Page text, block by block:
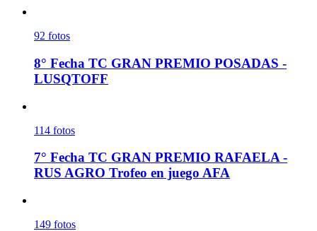
92 fotos
8° Fecha TC GRAN PREMIO POSADAS -
LUSQTOFF
114 fotos
7° Fecha TC GRAN PREMIO RAFAELA -
RUS AGRO Trofeo en juego AFA
149 fotos